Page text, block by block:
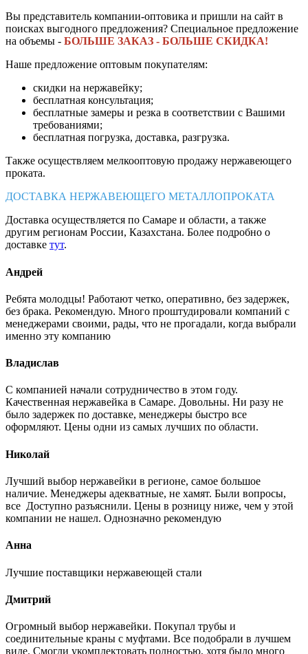
Вы представитель компании-оптовика и пришли на сайт в
поисках выгодного предложения? Специальное предложение
на объемы - БОЛЬШЕ ЗАКАЗ - БОЛЬШЕ СКИДКА!
Наше предложение оптовым покупателям:
скидки на нержавейку;
бесплатная консультация;
бесплатные замеры и резка в соответствии с Вашими
требованиями;
бесплатная погрузка, доставка, разгрузка.
Также осуществляем мелкооптовую продажу нержавеющего
проката.
ДОСТАВКА НЕРЖАВЕЮЩЕГО МЕТАЛЛОПРОКАТА
Доставка осуществляется по Самаре и области, а также
другим регионам России, Казахстана. Более подробно о
доставке тут.
Андрей
Ребята молодцы! Работают четко, оперативно, без задержек,
без брака. Рекомендую. Много проштудировали компаний с
менеджерами своими, рады, что не прогадали, когда выбрали
именно эту компанию
Владислав
С компанией начали сотрудничество в этом году.
Качественная нержавейка в Самаре. Довольны. Ни разу не
было задержек по доставке, менеджеры быстро все
оформляют. Цены одни из самых лучших по области.
Николай
Лучший выбор нержавейки в регионе, самое большое
наличие. Менеджеры адекватные, не хамят. Были вопросы,
все Доступно разъяснили. Цены в розницу ниже, чем у этой
компании не нашел. Однозначно рекомендую
Анна
Лучшие поставщики нержавеющей стали
Дмитрий
Огромный выбор нержавейки. Покупал трубы и
соединительные краны с муфтами. Все подобрали в лучшем
виде. Смогли укомплектовать полностью, хотя было много